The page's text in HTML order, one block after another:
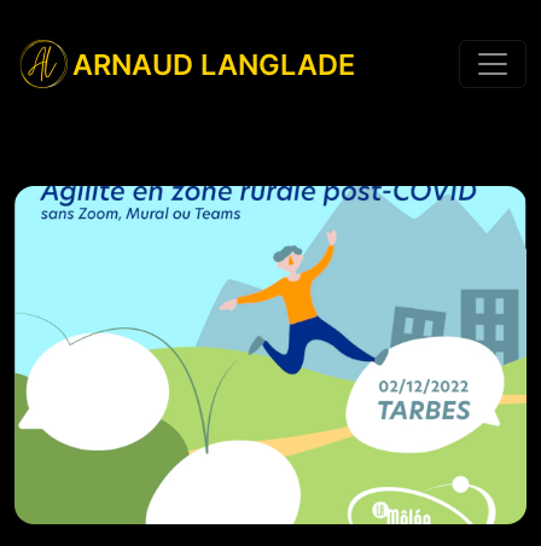
ARNAUD LANGLADE